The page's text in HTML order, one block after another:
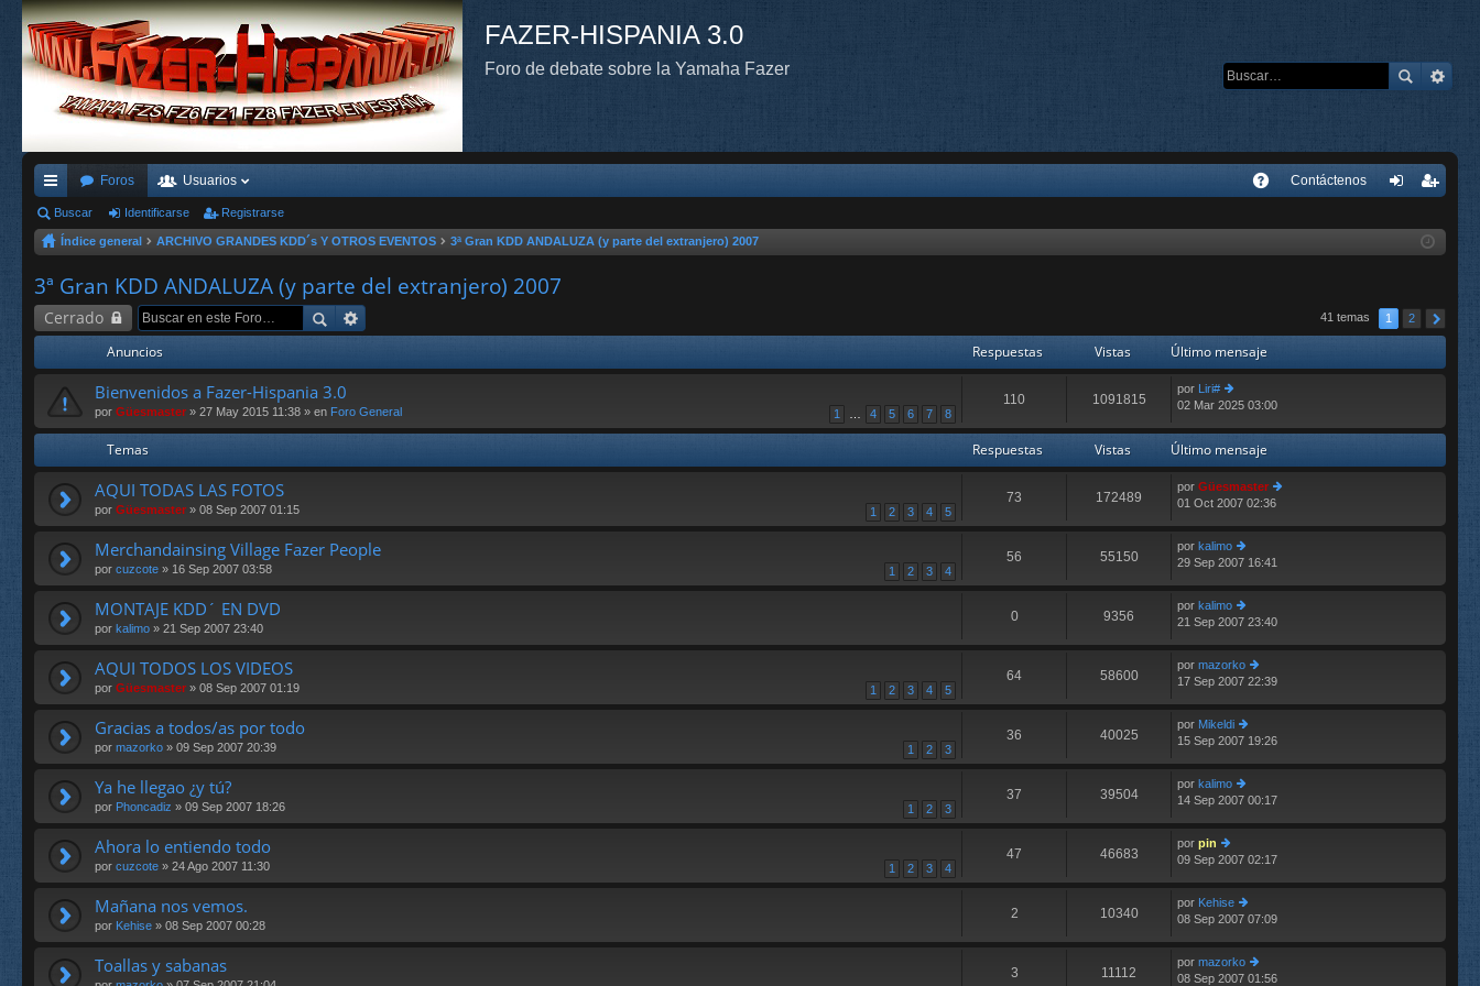
FAZER-HISPANIA 3.0
Foro de debate sobre la Yamaha Fazer
nl
ac
es
rá
Foros Usuarios Contáctenos
ar
ist
rs
Buscar Identificarse Registrarse
Índice general ARCHIVO GRANDES KDD´s Y OTROS EVENTOS 3ª Gran KDD ANDALUZA (y parte del extranjero) 2007
3ª Gran KDD ANDALUZA (y parte del extranjero) 2007
Cerrado 41 temas 1 2
Anuncios Respuestas Vistas Último mensaje
Bienvenidos a Fazer-Hispania 3.0
1 4 5 6 7 8
por Güesmaster » 27 May 2015 11:38 » en Foro General
110 1091815
por Liri#
er
o
e
n
e
02 Mar 2025 03:00
Temas Respuestas Vistas Último mensaje
AQUI TODAS LAS FOTOS
1 2 3 4 5
por Güesmaster » 08 Sep 2007 01:15
73 172489
por Güesmaster
er
m
e
s
01 Oct 2007 02:36
Merchandainsing Village Fazer People
1 2 3 4
por cuzcote » 16 Sep 2007 03:58
56 55150
por kalimo
er
o
m
e
n
s
29 Sep 2007 16:41
MONTAJE KDD´ EN DVD
por kalimo » 21 Sep 2007 23:40
0 9356
por kalimo
er
o
m
e
n
s
21 Sep 2007 23:40
AQUI TODOS LOS VIDEOS
1 2 3 4 5
por Güesmaster » 08 Sep 2007 01:19
64 58600
por mazorko
er
m
e
s
17 Sep 2007 22:39
Gracias a todos/as por todo
1 2 3
por mazorko » 09 Sep 2007 20:39
36 40025
por Mikeldi
er
o
m
e
s
15 Sep 2007 19:26
Ya he llegao ¿y tú?
1 2 3
por Phoncadiz » 09 Sep 2007 18:26
37 39504
por kalimo
er
m
e
n
s
14 Sep 2007 00:17
Ahora lo entiendo todo
1 2 3 4
por cuzcote » 24 Ago 2007 11:30
47 46683
por pin
er
o
m
e
n
s
09 Sep 2007 02:17
Mañana nos vemos.
por Kehise » 08 Sep 2007 00:28
2 10340
por Kehise
er
o
08 Sep 2007 07:09
Toallas y sabanas 3 11112
por mazorko
er
08 Sep 2007 01:56